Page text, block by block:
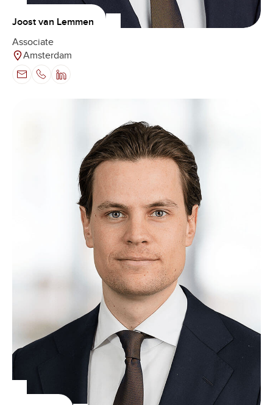
Joost van Lemmen
Associate
Amsterdam